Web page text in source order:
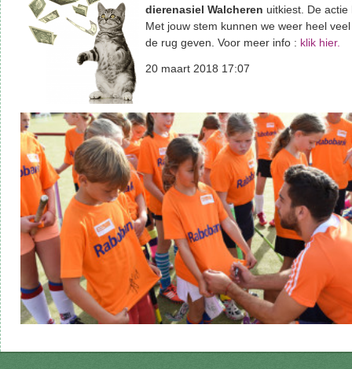
dierenasiel Walcheren uitkiest. De
Met jouw stem kunnen we weer heel
de rug geven. Voor meer info : klik hier.
20 maart 2018 17:07